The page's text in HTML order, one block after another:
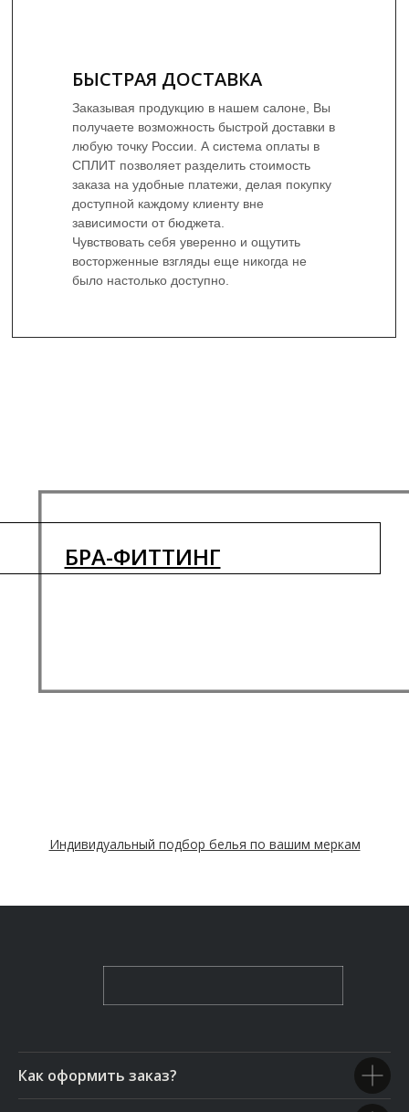
Заказывая продукцию в нашем салоне, Вы
получаете возможность быстрой доставки в
любую точку России. А система оплаты в
СПЛИТ позволяет разделить стоимость
заказа на удобные платежи, делая покупку
доступной каждому клиенту вне
зависимости от бюджета.
Чувствовать себя уверенно и ощутить
восторженные взгляды еще никогда не
было настолько доступно.
БЫСТРАЯ ДОСТАВКА
БРА-ФИТТИНГ
Индивидуальный подбор белья по вашим меркам
Как оформить заказ?